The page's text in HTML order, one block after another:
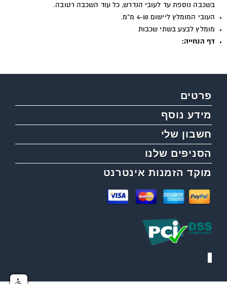
בשכבה נוספת עד לעובי הנדרש, כל עוד השכבה רטובה.
העובי המומלץ ליישום 4-10 מ"מ.
מומלץ לבצע בשתי שכבות
דף הנחייה:
פרטים
מידע נוסף
חשבון שלי
הסניפים שלנו
מוקד הזמנות אינטרנט